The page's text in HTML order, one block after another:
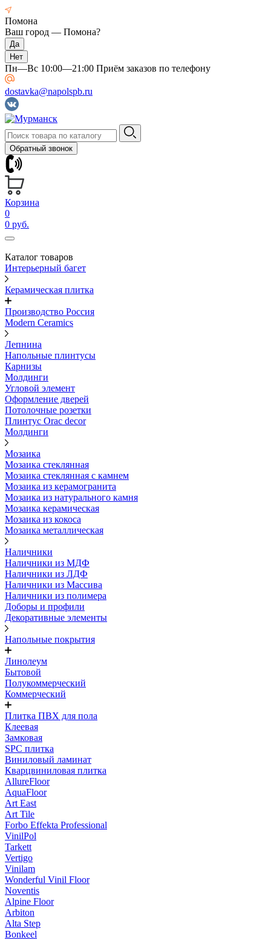
Помона
Ваш город — Помона?
Пн—Вс 10:00—21:00 Приём заказов по телефону
dostavka@napolspb.ru
Обратный звонок
Корзина
0
0 руб.
Каталог товаров
Интерьерный багет
Керамическая плитка
Производство Россия
Modern Ceramics
Лепнина
Напольные плинтусы
Карнизы
Молдинги
Угловой элемент
Оформление дверей
Потолочные розетки
Плинтус Orac decor
Молдинги
Мозаика
Мозаика стеклянная
Мозаика стеклянная с камнем
Мозаика из керамогранита
Мозаика из натурального камня
Мозаика керамическая
Мозаика из кокоса
Мозаика металлическая
Наличники
Наличники из МДФ
Наличники из ЛДФ
Наличники из Массива
Наличники из полимера
Доборы и профили
Декоративные элементы
Напольные покрытия
Линолеум
Бытовой
Полукоммерческий
Коммерческий
Плитка ПВХ для пола
Клеевая
Замковая
SPC плитка
Виниловый ламинат
Кварцвиниловая плитка
AllureFloor
AquaFloor
Art East
Art Tile
Forbo Effekta Professional
VinilPol
Tarkett
Vertigo
Vinilam
Wonderful Vinil Floor
Noventis
Alpine Floor
Arbiton
Alta Step
Bonkeel